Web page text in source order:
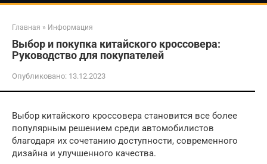
Главная » Информация
Выбор и покупка китайского кроссовера:
Руководство для покупателей
Опубликовано: 13.12.2023
Выбор китайского кроссовера становится все более
популярным решением среди автомобилистов
благодаря их сочетанию доступности, современного
дизайна и улучшенного качества.